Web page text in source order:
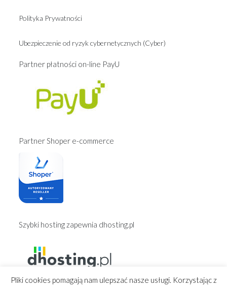
Polityka Prywatności
Ubezpieczenie od ryzyk cybernetycznych (Cyber)
Partner płatności on-line PayU
Partner Shoper e-commerce
Szybki hosting zapewnia dhosting.pl
Pliki cookies pomagają nam ulepszać nasze usługi. Korzystając z